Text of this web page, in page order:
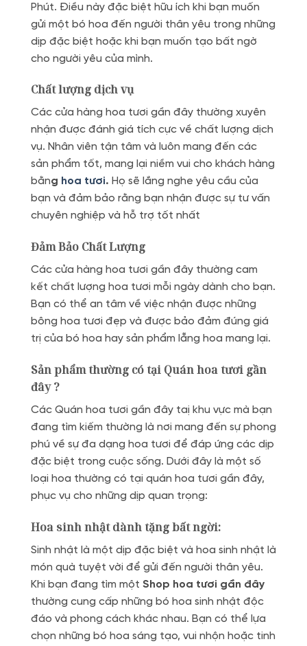
Phút. Điều này đặc biệt hữu ích khi bạn muốn
gửi một bó hoa đến người thân yêu trong những
dịp đặc biệt hoặc khi bạn muốn tạo bất ngờ
cho người yêu của mình.
Chất lượng dịch vụ
Các cửa hàng hoa tươi gần đây thường xuyên
nhận được đánh giá tích cực về chất lượng dịch
vụ. Nhân viên tận tâm và luôn mang đến các
sản phẩm tốt, mang lại niềm vui cho khách hàng
bằng hoa tươi. Họ sẽ lắng nghe yêu cầu của
bạn và đảm bảo rằng bạn nhận được sự tư vấn
chuyên nghiệp và hỗ trợ tốt nhất
Đảm Bảo Chất Lượng
Các cửa hàng hoa tươi gần đây thường cam
kết chất lượng hoa tươi mỗi ngày dành cho bạn.
Bạn có thể an tâm về việc nhận được những
bông hoa tươi đẹp và được bảo đảm đúng giá
trị của bó hoa hay sản phẩm lẵng hoa mang lại.
Sản phẩm thường có tại Quán hoa tươi gần
đây ?
Các Quán hoa tươi gần đây taị khu vực mà bạn
đang tìm kiếm thường là nơi mang đến sự phong
phú về sự đa dạng hoa tươi để đáp ứng các dịp
đặc biệt trong cuộc sống. Dưới đây là một số
loại hoa thường có tại quán hoa tươi gần đây,
phục vụ cho những dịp quan trọng:
Hoa sinh nhật dành tặng bất ngời:
Sinh nhật là một dịp đặc biệt và hoa sinh nhật là
món quà tuyệt vời để gửi đến người thân yêu.
Khi bạn đang tìm một Shop hoa tươi gần đây
thường cung cấp những bó hoa sinh nhật độc
đáo và phong cách khác nhau. Bạn có thể lựa
chọn những bó hoa sáng tạo, vui nhộn hoặc tinh